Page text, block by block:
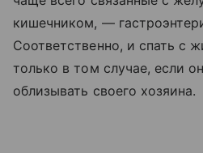
кишечником, —
Соответственно, и спать с
только в том случае, если
облизывать своего хозяина.